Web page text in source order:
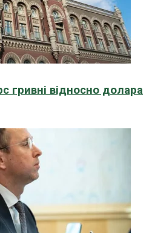
гривні відносно долара